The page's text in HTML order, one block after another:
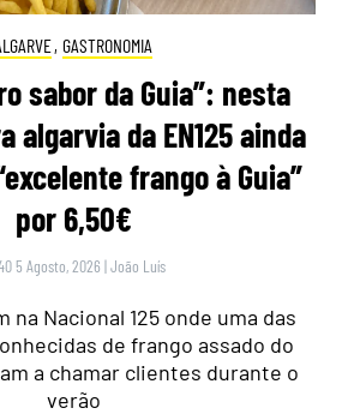
, GASTRONOMIA
sabor da Guia”: nesta
algarvia da EN125 ainda
frango à Guia”
por 6,50€
5 Agosto, 2026 |João Luís
na Nacional 125 onde uma das
de frango assado do
a chamar clientes durante o
verão